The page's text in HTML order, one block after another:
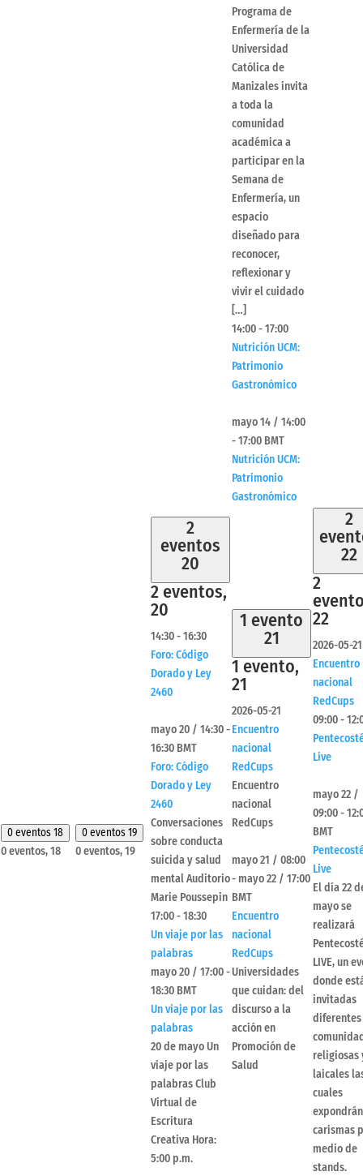
Programa de
Enfermería de la
Universidad
Católica de
Manizales invita
a toda la
comunidad
académica a
participar en la
Semana de
Enfermería, un
espacio
diseñado para
reconocer,
reflexionar y
vivir el cuidado
[…]
14:00-17:00
Nutrición UCM:
Patrimonio
Gastronómico
mayo 14 / 14:00
-17:00 BMT
Nutrición UCM:
Patrimonio
Gastronómico
0 eventos18
0 eventos,18
0 eventos19
0 eventos,19
2
eventos
20
2 eventos,
20
14:30-16:30
Foro: Código
Dorado y Ley
2460
mayo 20 / 14:30-
16:30 BMT
Foro: Código
Dorado y Ley
2460
Conversaciones
sobre conducta
suicida y salud
mental Auditorio
Marie Poussepin
17:00-18:30
Un viaje por las
palabras
mayo 20 / 17:00-
18:30 BMT
Un viaje por las
palabras
20 de mayo Un
viaje por las
palabras Club
Virtual de
Escritura
Creativa Hora:
5:00 p.m.
1 evento
21
1 evento,
21
2026-05-21
Encuentro
nacional
RedCups
Encuentro
nacional
RedCups
mayo 21 / 08:00
- mayo 22 / 17:00
BMT
Encuentro
nacional
RedCups
Universidades
que cuidan: del
discurso a la
acción en
Promoción de
Salud
2
22
2
22
2026-05-21
Encuentro
nacional
RedCups
09:00-
Live
mayo 22 /
09:00-
BMT
Live
El día 22
mayo se
realizará
LIVE, un
donde
invitadas
diferentes
religiosas
laicales
cuales
carismas
medio de
stands.